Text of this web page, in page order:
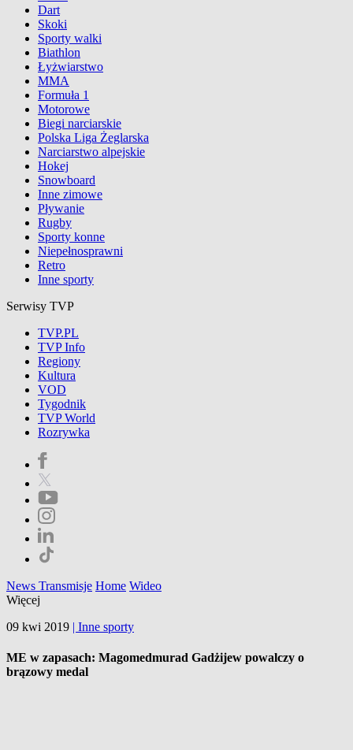
Dart
Skoki
Sporty walki
Biathlon
Łyżwiarstwo
MMA
Formuła 1
Motorowe
Biegi narciarskie
Polska Liga Żeglarska
Narciarstwo alpejskie
Hokej
Snowboard
Inne zimowe
Pływanie
Rugby
Sporty konne
Niepełnosprawni
Retro
Inne sporty
Serwisy TVP
TVP.PL
TVP Info
Regiony
Kultura
VOD
Tygodnik
TVP World
Rozrywka
News Transmisje Home Wideo
Więcej
09 kwi 2019 | Inne sporty
ME w zapasach: Magomedmurad Gadżijew powalczy o
brązowy medal